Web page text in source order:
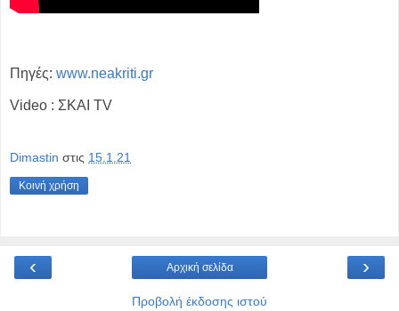
Πηγές: www.neakriti.gr
Video : ΣΚΑΙ TV
Dimastin στις 15.1.21
Κοινή χρήση
‹ ›
Αρχική σελίδα
Προβολή έκδοσης ιστού